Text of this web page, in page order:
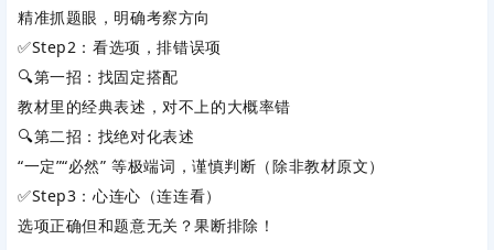
精准抓题眼，明确考察方向
✅Step2：看选项，排错误项
🔍第一招：找固定搭配
教材里的经典表述，对不上的大概率错
🔍第二招：找绝对化表述
“一定”“必然” 等极端词，谨慎判断（除非教材原文）
✅Step3：心连心（连连看）
选项正确但和题意无关？果断排除！